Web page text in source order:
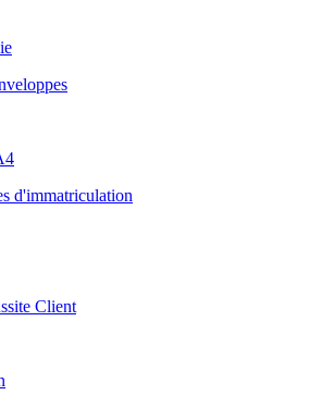
d'immatriculation
Client